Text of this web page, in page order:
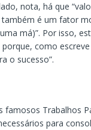
nota, há que
é um fator
má)”. Por isso,
como
o sucesso”.
famosos Trabalhos
para